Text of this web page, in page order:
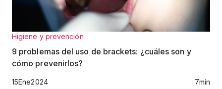
Higiene y prevención
9 problemas del uso de brackets: ¿cuáles son y
cómo prevenirlos?
15Ene2024 7min